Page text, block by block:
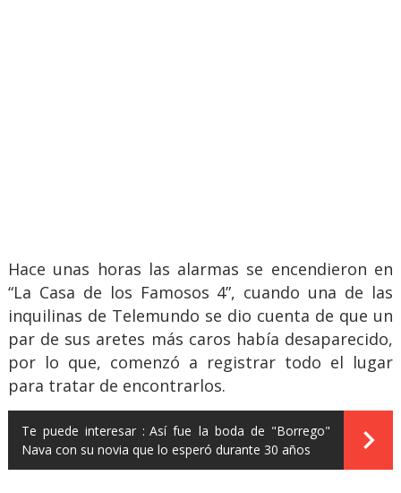
Hace unas horas las alarmas se encendieron en
“La Casa de los Famosos 4”, cuando una de las
inquilinas de Telemundo se dio cuenta de que un
par de sus aretes más caros había desaparecido,
por lo que, comenzó a registrar todo el lugar
para tratar de encontrarlos.
Te puede interesar : Así fue la boda de "Borrego"
Nava con su novia que lo esperó durante 30 años